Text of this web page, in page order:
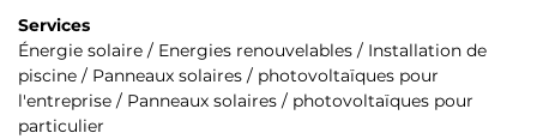
Services
Énergie solaire / Energies renouvelables / Installation de
piscine / Panneaux solaires / photovoltaïques pour
l'entreprise / Panneaux solaires / photovoltaïques pour
particulier